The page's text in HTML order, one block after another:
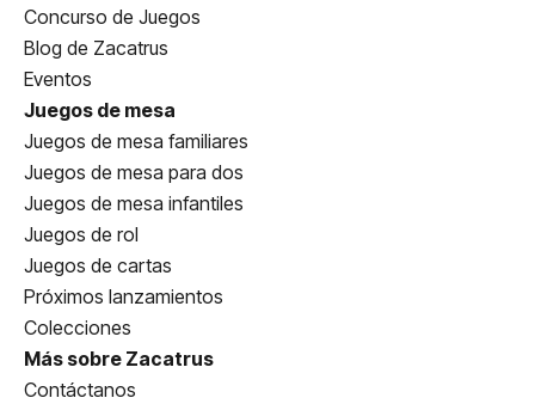
Concurso de Juegos
Blog de Zacatrus
Eventos
Juegos de mesa
Juegos de mesa familiares
Juegos de mesa para dos
Juegos de mesa infantiles
Juegos de rol
Juegos de cartas
Próximos lanzamientos
Colecciones
Más sobre Zacatrus
Contáctanos